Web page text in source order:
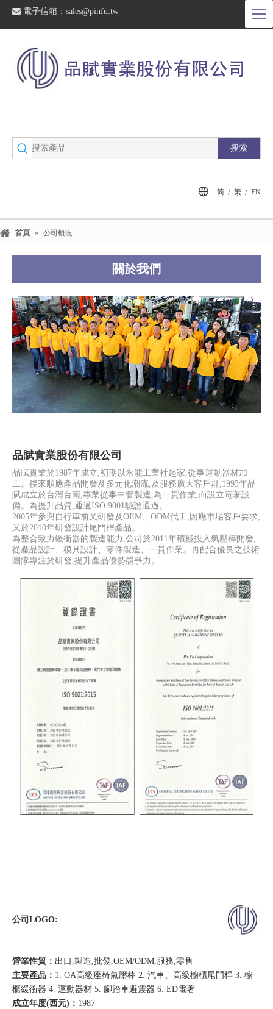
 電子信箱： sales@pinfu.tw
搜索
简 / 繁 / EN
首頁 » 公司概況
關於我們
品賦實業股份有限公司
品賦實業於1987年成立,初期以永能工業社起家,從事運動器材加
工。後來順應產品開發及多元化潮流,及服務廣大客戶群,1993年品
賦成立於台灣台南,專業從事中管製造,為一貫作業,而設立電著設
備。為提升品質,通過ISO 9001驗證通過。
2005年參與自行車前叉研發及OEM、ODM代工,因應市場客戶要求,
又於2010年研發設計尾門桿產品。
為整合致力緩衝器的製造能力,公司於2011年積極投入氣壓棒開發,
從產品設計、模具設計、零件製造、一貫作業。再配合優良之技術
團隊專注於研發,提升產品優勢競爭力。
公司LOGO:
營業性質： 出口,製造,批發,OEM/ODM,服務,零售
主要產品： 1. OA高級座椅氣壓棒 2. 汽車、高級櫥櫃尾門桿 3. 櫥
櫃緩衝器 4. 運動器材 5. 腳踏車避震器 6. ED電著
成立年度(西元)： 1987